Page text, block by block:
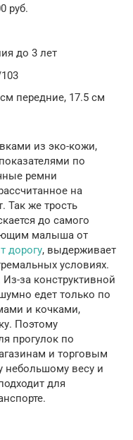
руб.
до 3 лет
передние, 17.5 см
из эко-кожи,
по
ремни
на
Так же трость
до самого
малыша от
дорогу, выдерживает
условиях.
за конструктивной
едет только по
и кочками,
Поэтому
прогулок по
и торговым
небольшому весу и
для